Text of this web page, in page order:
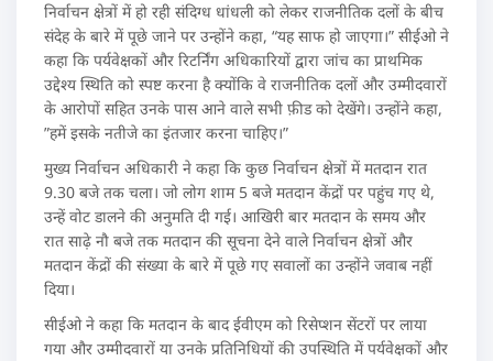
निर्वाचन क्षेत्रों में हो रही संदिग्ध धांधली को लेकर राजनीतिक दलों के बीच
संदेह के बारे में पूछे जाने पर उन्होंने कहा, “यह साफ हो जाएगा।” सीईओ ने
कहा कि पर्यवेक्षकों और रिटर्निंग अधिकारियों द्वारा जांच का प्राथमिक
उद्देश्य स्थिति को स्पष्ट करना है क्योंकि वे राजनीतिक दलों और उम्मीदवारों
के आरोपों सहित उनके पास आने वाले सभी फ़ीड को देखेंगे। उन्होंने कहा,
”हमें इसके नतीजे का इंतजार करना चाहिए।”
मुख्य निर्वाचन अधिकारी ने कहा कि कुछ निर्वाचन क्षेत्रों में मतदान रात
9.30 बजे तक चला। जो लोग शाम 5 बजे मतदान केंद्रों पर पहुंच गए थे,
उन्हें वोट डालने की अनुमति दी गई। आखिरी बार मतदान के समय और
रात साढ़े नौ बजे तक मतदान की सूचना देने वाले निर्वाचन क्षेत्रों और
मतदान केंद्रों की संख्या के बारे में पूछे गए सवालों का उन्‍होंने जवाब नहीं
दिया।
सीईओ ने कहा कि मतदान के बाद ईवीएम को रिसेप्शन सेंटरों पर लाया
गया और उम्मीदवारों या उनके प्रतिनिधियों की उपस्थिति में पर्यवेक्षकों और